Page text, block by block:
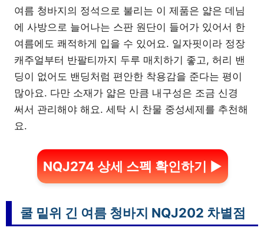
여름 청바지의 정석으로 불리는 이 제품은 얇은 데님
에 사방으로 늘어나는 스판 원단이 들어가 있어서 한
여름에도 쾌적하게 입을 수 있어요. 일자핏이라 정장
캐주얼부터 반팔티까지 두루 매치하기 좋고, 허리 밴
딩이 없어도 밴딩처럼 편안한 착용감을 준다는 평이
많아요. 다만 소재가 얇은 만큼 내구성은 조금 신경
써서 관리해야 해요. 세탁 시 찬물 중성세제를 추천해
요.
NQJ274 상세 스펙 확인하기 ▶
쿨 밑위 긴 여름 청바지 NQJ202 차별점